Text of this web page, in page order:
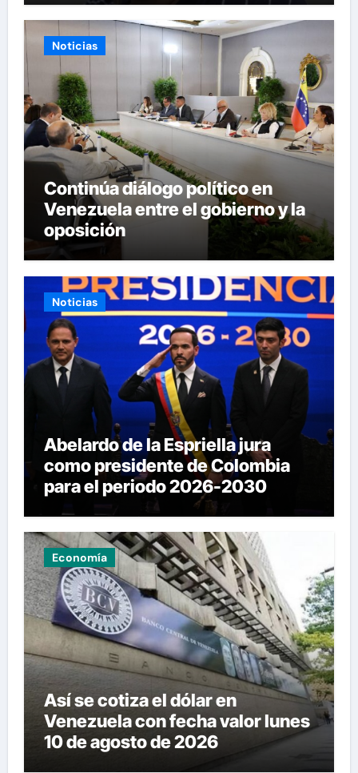
Noticias
Continúa diálogo político en
Venezuela entre el gobierno y la
oposición
Noticias
Abelardo de la Espriella jura
como presidente de Colombia
para el periodo 2026-2030
Economía
Así se cotiza el dólar en
Venezuela con fecha valor lunes
10 de agosto de 2026